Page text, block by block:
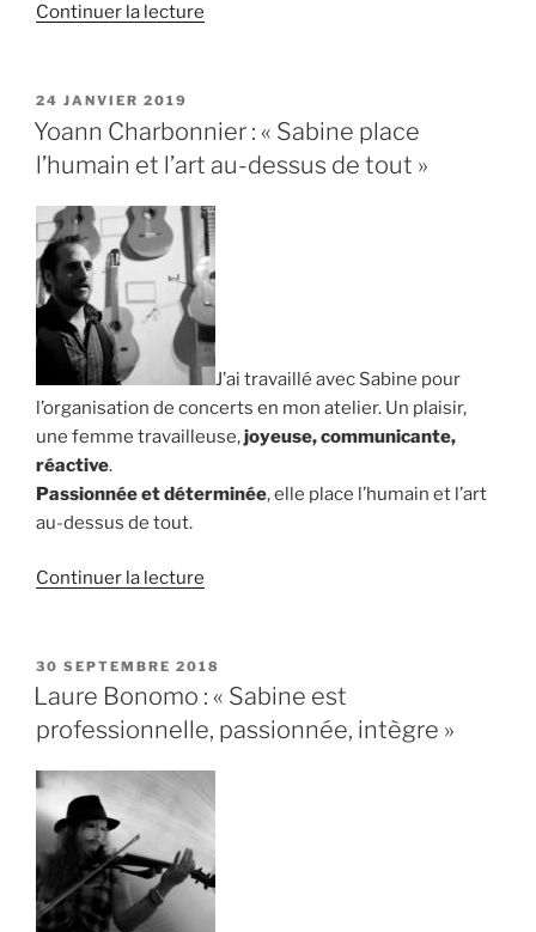
Continuer la lecture
« Regards
de
scènes » »
PUBLIÉ
LE
24 JANVIER 2019
Yoann Charbonnier : « Sabine place
l’humain et l’art au-dessus de tout »
J’ai travaillé avec Sabine pour
l’organisation de concerts en mon atelier. Un plaisir,
une femme travailleuse,joyeuse, communicante,
réactive.
Passionnée et déterminée, elle place l’humain et l’art
au-dessus de tout.
Continuer la lecture
« Sabine
place
l’humain
et
l’art
dessus
de
PUBLIÉ
LE
30 SEPTEMBRE 2018
Laure Bonomo : « Sabine est
professionnelle, passionnée, intègre »